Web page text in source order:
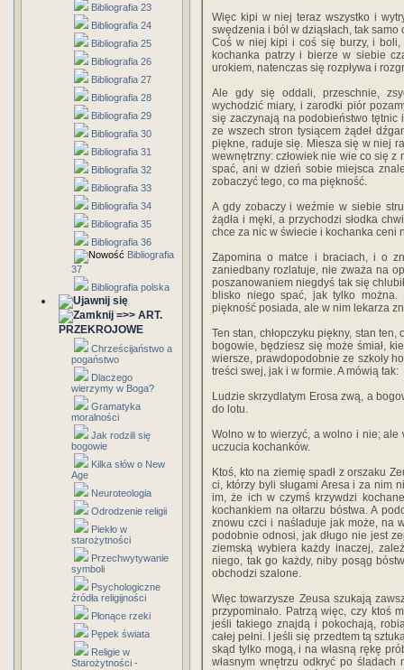
Bibliografia 23
Bibliografia 24
Bibliografia 25
Bibliografia 26
Bibliografia 27
Bibliografia 28
Bibliografia 29
Bibliografia 30
Bibliografia 31
Bibliografia 32
Bibliografia 33
Bibliografia 34
Bibliografia 35
Bibliografia 36
Bibliografia
37
Bibliografia polska
=>> ART.
PRZEKROJOWE
Chrześcijaństwo a
pogaństwo
Dlaczego
wierzymy w Boga?
Gramatyka
moralności
Jak rodzili się
bogowie
Kilka słów o New
Age
Neuroteologia
Odrodzenie religii
Piekło w
starożytności
Przechwytywanie
symboli
Psychologiczne
źródła religijności
Płonące rzeki
Pępek świata
Religie w
Starożytności -
Więc kipi w niej teraz wszystko i
swędzenia i ból w dziąsłach, tak samo
Coś w niej kipi i coś się burzy, i boli,
kochanka patrzy i bierze w siebie
urokiem, natenczas się rozpływa i
Ale gdy się oddali, przeschnie,
wychodzić miary, i zarodki piór
się zaczynają na podobieństwo tętnic
ze wszech stron tysiącem żądeł
piękne, raduje się. Miesza się w niej
wewnętrzny: człowiek nie wie co się z
spać, ani w dzień sobie miejsca
zobaczyć tego, co ma piękność.
A gdy zobaczy i weźmie w siebie
żądła i męki, a przychodzi słodka
chce za nic w świecie i kochanka ceni
Zapomina o matce i braciach, i o
zaniedbany rozlatuje, nie zważa na
poszanowaniem niegdyś tak się
blisko niego spać, jak tylko
piękność posiada, ale w nim lekarza
Ten stan, chłopczyku piękny, stan
bogowie, będziesz się może śmiał,
wiersze, prawdopodobnie ze szkoły
treści swej, jak i w formie. A mówią tak:
Ludzie skrzydlatym Erosa zwą, a
do lotu.
Wolno w to wierzyć, a wolno i nie;
uczucia kochanków.
Ktoś, kto na ziemię spadł z orszaku
ci, którzy byli sługami Aresa i za nim
im, że ich w czymś krzywdzi
kochankiem na ołtarzu bóstwa. A
znowu czci i naśladuje jak może, na
podobnie odnosi, jak długo nie jest
ziemską wybiera każdy inaczej,
niego, tak go każdy, niby posąg
obchodzi szalone.
Więc towarzysze Zeusa szukają
przypominało. Patrzą więc, czy ktoś
jeśli takiego znajdą i pokochają,
całej pełni. I jeśli się przedtem tą
skąd tylko mogą, i na własną rękę
własnym wnętrzu odkryć po